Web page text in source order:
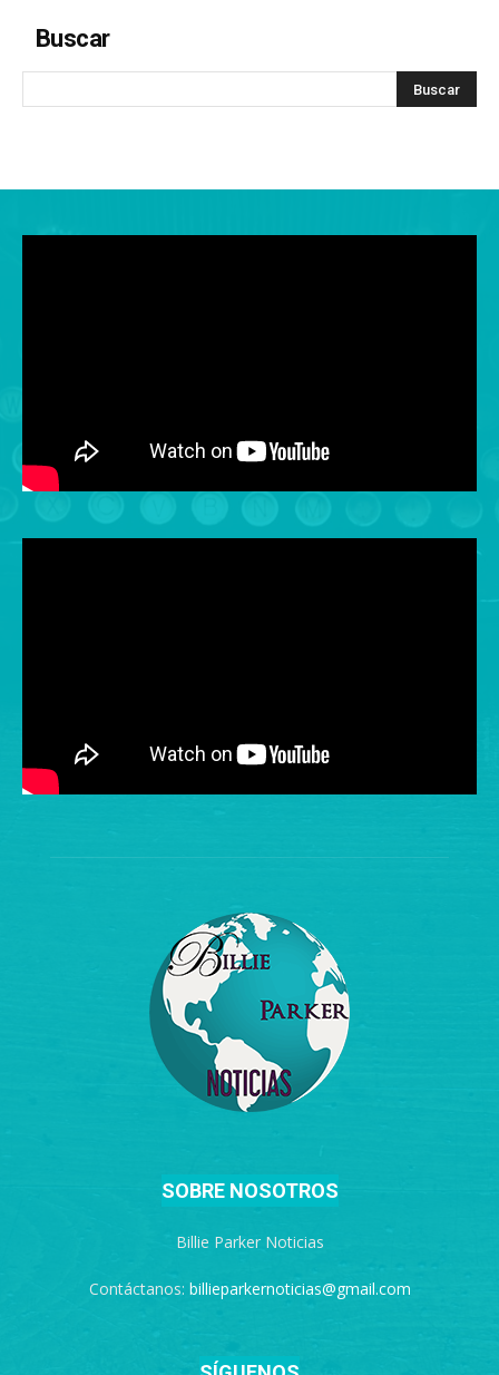
Buscar
SOBRE NOSOTROS
Billie Parker Noticias
Contáctanos: billieparkernoticias@gmail.com